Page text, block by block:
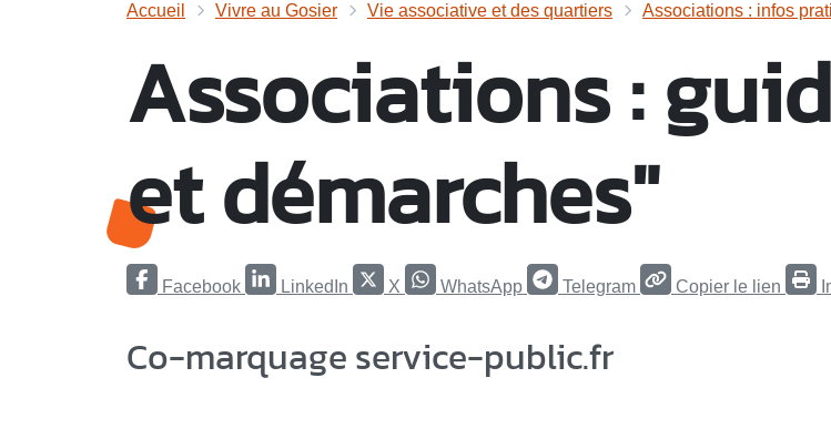
Accueil Vivre au Gosier Vie associative et des quartiers Associations : infos
Associations :
et démarches"
Facebook LinkedIn X WhatsApp Telegram Copier le lien
Co-marquage service-public.fr